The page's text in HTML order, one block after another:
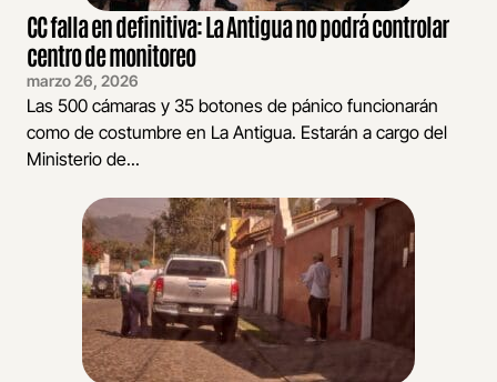
CC falla en definitiva: La Antigua no podrá controlar
centro de monitoreo
marzo 26, 2026
Las 500 cámaras y 35 botones de pánico funcionarán
como de costumbre en La Antigua. Estarán a cargo del
Ministerio de...